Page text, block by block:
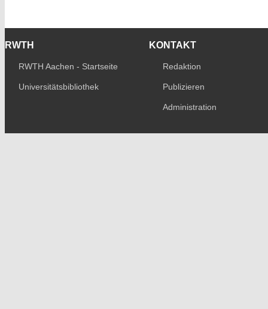
RWTH
RWTH Aachen - Startseite
Universitätsbibliothek
KONTAKT
Redaktion
Publizieren
Administration